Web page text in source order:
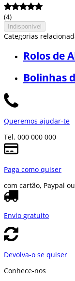
(4)
Indisponível
Categorias
Rolos de
Bolinhas
Queremos ajudar-te
Tel. 000 000 000
Paga como quiser
com cartão, Paypal
Envío gratuito
Devolva-o se quiser
Conhece-nos